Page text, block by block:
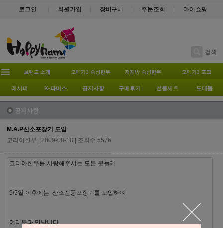
로그인 회원가입 장바구니 주문조회 마이쇼핑
검색
브랜드 소개 오메가3 숙성한우 저지방 숙성한우 오메가3 포크
레시피 K-파머스 공지사항 구매후기 선물세트 도매몰
공지사항
M.A.P산소포장기 도입
코리아한우 | 2009-08-18 | 조회수 5576
코리아한우를 사랑해주시는 모든 분들께
9/5일 이후에는 산소진공포장기를 도입하여
여러분과 만납니다.